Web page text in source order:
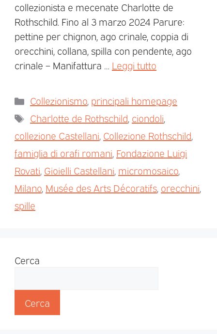
collezionista e mecenate Charlotte de
Rothschild. Fino al 3 marzo 2024 Parure:
pettine per chignon, ago crinale, coppia di
orecchini, collana, spilla con pendente, ago
crinale – Manifattura … Leggi tutto
Collezionismo, principali homepage
Charlotte de Rothschild, ciondoli,
collezione Castellani, Collezione Rothschild,
famiglia di orafi romani, Fondazione Luigi
Rovati, Gioielli Castellani, micromosaico,
Milano, Musée des Arts Décoratifs, orecchini,
spille
Cerca
Cerca